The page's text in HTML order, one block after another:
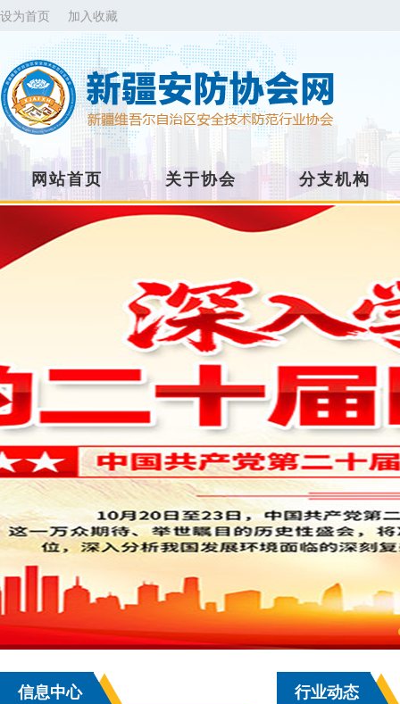
设为首页 加入收藏
网站首页 关于协会 分支机构
信息中心 行业动态